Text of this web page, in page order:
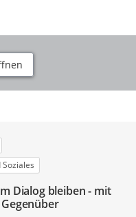
Soziales
Dialog bleiben - mit